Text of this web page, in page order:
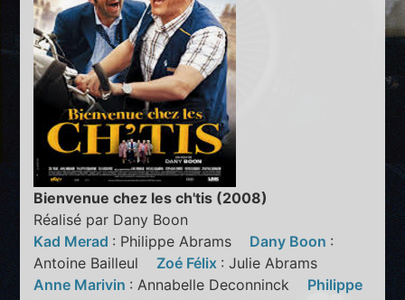
Bienvenue chez les ch'tis (2008)
Réalisé par Dany Boon
Kad Merad : Philippe Abrams Dany Boon :
Antoine Bailleul Zoé Félix : Julie Abrams
Anne Marivin : Annabelle Deconninck Philippe